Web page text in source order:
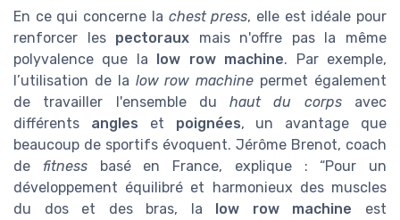
En ce qui concerne la chest press, elle est idéale pour
renforcer les pectoraux mais n'offre pas la même
polyvalence que la low row machine. Par exemple,
l’utilisation de la low row machine permet également
de travailler l'ensemble duhaut du corpsavec
différents angles et poignées, un avantage que
beaucoup de sportifs évoquent. Jérôme Brenot, coach
de fitnessbasé en France, explique : “Pour un
développement équilibré et harmonieux des muscles
du dos et des bras, la low row machine est